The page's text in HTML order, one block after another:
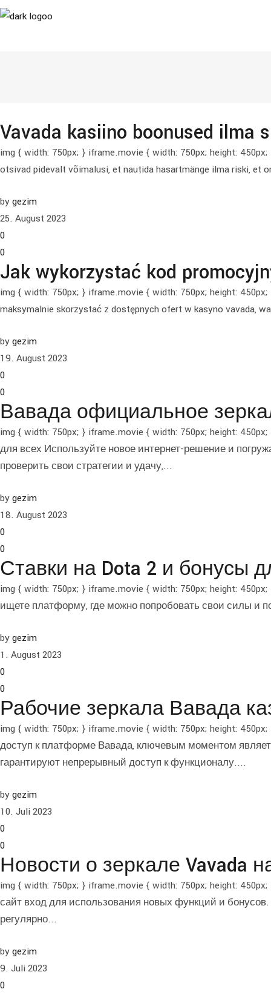
Vavada kasiino boonused ilma
img { width: 750px; } iframe.movie { width: 750px; height:
otsivad pidevalt võimalusi, et nautida hasartmänge ilma riski, et
bygezim
25. August 2023
0
0
Jak wykorzystać kod
img { width: 750px; } iframe.movie { width: 750px; height:
maksymalnie skorzystać z dostępnych ofert w kasyno vavada,
bygezim
19. August 2023
0
0
Вавада официальное
img { width: 750px; } iframe.movie { width: 750px; height:
для всех Используйте новое интернет-решение и
проверить свои стратегии и удачу,...
bygezim
18. August 2023
0
0
Ставки на Dota 2 и бонусы
img { width: 750px; } iframe.movie { width: 750px; height:
ищете платформу, где можно попробовать свои силы и
bygezim
1. August 2023
0
0
Рабочие зеркала Вавада
img { width: 750px; } iframe.movie { width: 750px; height:
доступ к платформе Вавада, ключевым моментом
гарантируют непрерывный доступ к функционалу....
bygezim
10. Juli 2023
0
0
Новости о зеркале Vavada
img { width: 750px; } iframe.movie { width: 750px; height:
сайт вход для использования новых функций и
регулярно...
bygezim
9. Juli 2023
0